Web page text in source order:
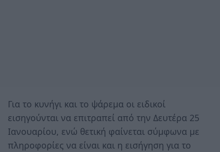
Για το κυνήγι και το ψάρεμα οι ειδικοί
εισηγούνται να επιτραπεί από την Δευτέρα 25
Ιανουαρίου, ενώ θετική φαίνεται σύμφωνα με
πληροφορίες να είναι και η εισήγηση για το